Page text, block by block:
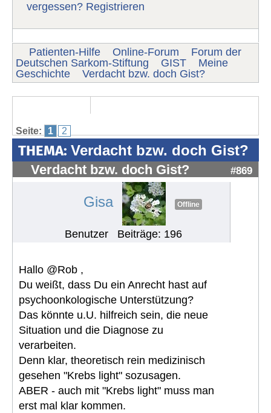
vergessen? Registrieren
Patienten-Hilfe Online-Forum
Forum der
Deutschen Sarkom-Stiftung
GIST
Meine
Geschichte
Verdacht bzw. doch Gist?
Seite: 1 2
THEMA: Verdacht bzw. doch Gist?
Verdacht bzw. doch Gist? #869
Gisa Offline
Benutzer Beiträge: 196
Hallo @Rob ,
Du weißt, dass Du ein Anrecht hast auf
psychoonkologische Unterstützung?
Das könnte u.U. hilfreich sein, die neue
Situation und die Diagnose zu
verarbeiten.
Denn klar, theoretisch rein medizinisch
gesehen "Krebs light" sozusagen.
ABER - auch mit "Krebs light" muss man
erst mal klar kommen.